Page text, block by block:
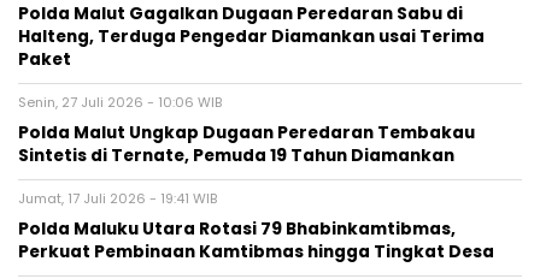
Polda Malut Gagalkan Dugaan Peredaran Sabu di
Halteng, Terduga Pengedar Diamankan usai Terima
Paket
Senin, 27 Juli 2026 - 10:06 WIB
Polda Malut Ungkap Dugaan Peredaran Tembakau
Sintetis di Ternate, Pemuda 19 Tahun Diamankan
Jumat, 17 Juli 2026 - 19:41 WIB
Polda Maluku Utara Rotasi 79 Bhabinkamtibmas,
Perkuat Pembinaan Kamtibmas hingga Tingkat Desa